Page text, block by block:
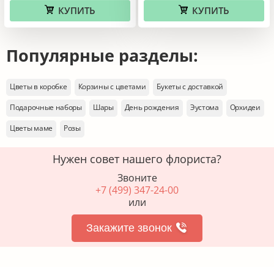
КУПИТЬ КУПИТЬ
Популярные разделы:
Цветы в коробке Корзины с цветами
Букеты с доставкой
Подарочные наборы
Шары День рождения Эустома
Орхидеи
Цветы маме
Розы
Нужен совет нашего флориста?
Звоните
+7 (499) 347-24-00
или
Закажите звонок